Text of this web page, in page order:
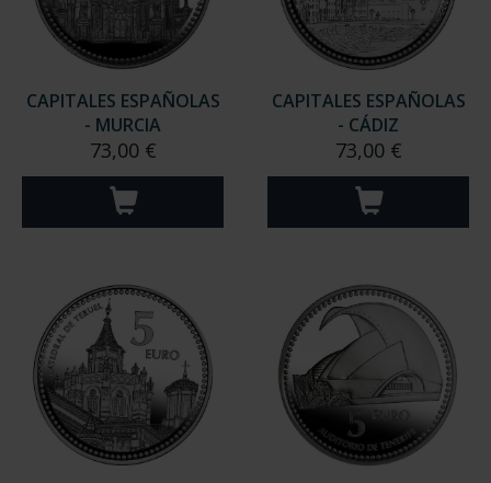
CAPITALES ESPAÑOLAS
- MURCIA
73,00 €
CAPITALES ESPAÑOLAS
- CÁDIZ
73,00 €